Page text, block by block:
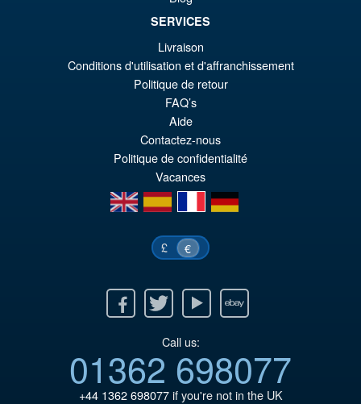
Usagi Yojimbo Action Figure
VORBESTELLUNGEN
SERVICES
Livraison
Conditions d'utilisation et d'affranchissement
Politique de retour
FAQ’s
Aide
Contactez-nous
Politique de confidentialité
Vacances
en
es fr de
£ €
Twitter Youtube Ebay
Call us:
01362 698077
+44 1362 698077if you're not in the UK